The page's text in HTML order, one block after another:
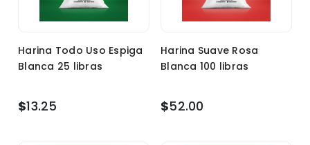
Harina Todo Uso Espiga
Blanca 25 libras
$13.25
Harina Suave Rosa
Blanca 100 libras
$52.00